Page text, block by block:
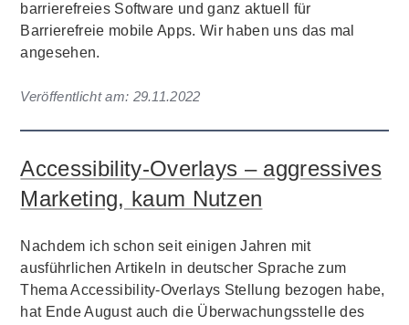
barrierefreies Software und ganz aktuell für
Barrierefreie mobile Apps. Wir haben uns das mal
angesehen.
Veröffentlicht am: 29.11.2022
Accessibility-Overlays – aggressives
Marketing, kaum Nutzen
Nachdem ich schon seit einigen Jahren mit
ausführlichen Artikeln in deutscher Sprache zum
Thema Accessibility-Overlays Stellung bezogen habe,
hat Ende August auch die Überwachungsstelle des